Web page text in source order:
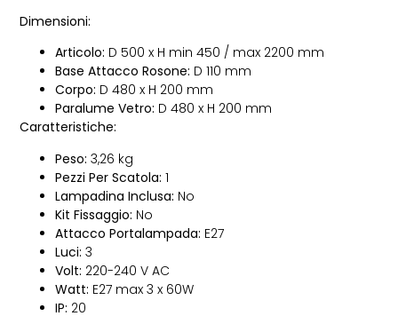
Dimensioni:
Articolo: D 500 x H min 450 / max 2200 mm
Base Attacco Rosone: D 110 mm
Corpo: D 480 x H 200 mm
Paralume Vetro: D 480 x H 200 mm
Caratteristiche:
Peso: 3,26 kg
Pezzi Per Scatola: 1
Lampadina Inclusa: No
Kit Fissaggio: No
Attacco Portalampada: E27
Luci: 3
Volt: 220-240 V AC
Watt: E27 max 3 x 60W
IP: 20